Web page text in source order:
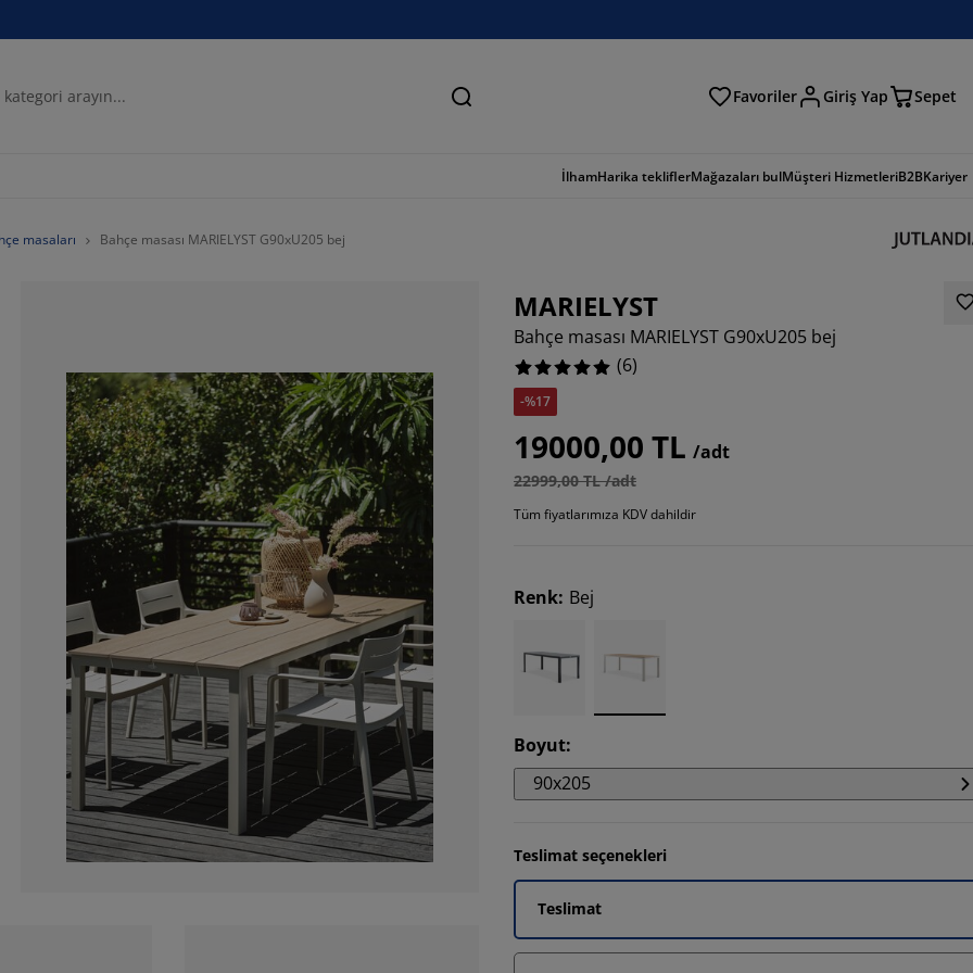
Ara Favoriler Giriş Yap Sepet
İlhamHarika tekliflerMağazaları bulMüşteri HizmetleriB2BKariyer
masaları Bahçe masası MARIELYST G90xU205 bej
MARIELYST
Bahçe masası MARIELYST G90xU205 bej
(6)
-%17
19000,00 TL /adt
22999,00 TL /adt
Tüm fiyatlarımıza KDV dahildir
Renk: Bej
Boyut:
90x205
Teslimat seçenekleri
Teslimat